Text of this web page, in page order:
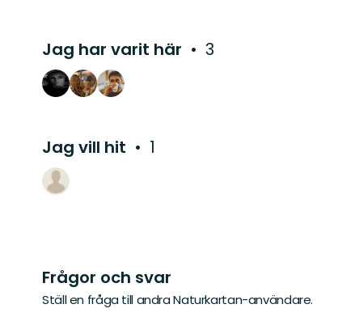
Jag har varit här 3
Jag vill hit 1
Frågor och svar
Ställ en fråga till andra Naturkartan-användare.